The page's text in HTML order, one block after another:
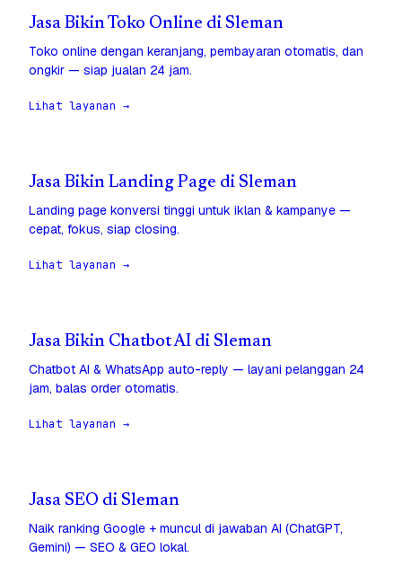
Jasa Bikin Toko Online di Sleman
Toko online dengan keranjang, pembayaran otomatis, dan
ongkir — siap jualan 24 jam.
Lihat layanan →
Jasa Bikin Landing Page di Sleman
Landing page konversi tinggi untuk iklan & kampanye —
cepat, fokus, siap closing.
Lihat layanan →
Jasa Bikin Chatbot AI di Sleman
Chatbot AI & WhatsApp auto-reply — layani pelanggan 24
jam, balas order otomatis.
Lihat layanan →
Jasa SEO di Sleman
Naik ranking Google + muncul di jawaban AI (ChatGPT,
Gemini) — SEO & GEO lokal.